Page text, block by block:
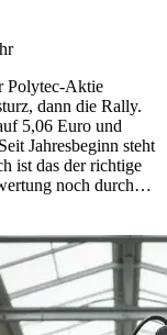
Polytec-Aktie
dann die Rally.
5,06 Euro und
Jahresbeginn steht
ist das der richtige
noch durch…